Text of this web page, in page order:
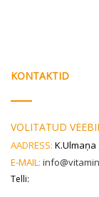
можно
на
товара.
KONTAKTID
VOLITATUD
AADRESS: K.Ulmaņa
E-MAIL:
Telli: